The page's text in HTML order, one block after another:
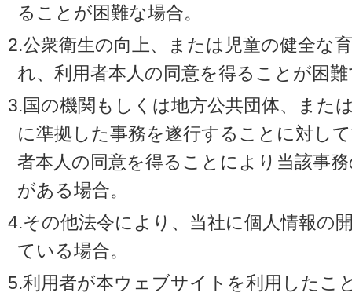
ることが困難な場合。
2.公衆衛生の向上、または児童の健全な
れ、利用者本人の同意を得ることが困
3.国の機関もしくは地方公共団体、また
に準拠した事務を遂行することに対し
者本人の同意を得ることにより当該事
がある場合。
4.その他法令により、当社に個人情報の
ている場合。
5.利用者が本ウェブサイトを利用したこ